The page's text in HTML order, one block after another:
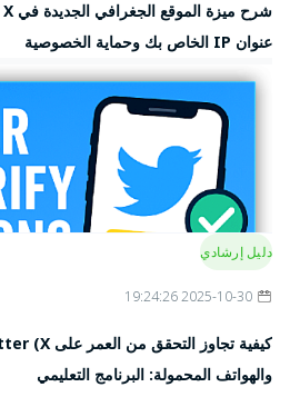
عنوان IP الخاص بك وحماية الخصوصية
دليل إرشادي
2025-10-30 19:24:26
والهواتف المحمولة: البرنامج التعليمي